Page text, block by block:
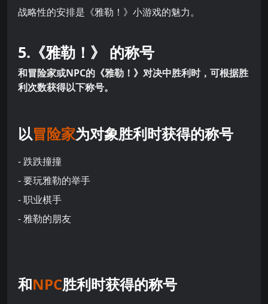
战略性的安排是《雅勒！》小游戏的魅力。
5.《雅勒！》 的称号
和冒险家或NPC的《雅勒！》对决中胜利时，可根据胜
利次数获得以下称号。
以冒险家为对象胜利时获得的称号
- 跌跌撞撞
- 要玩雅勒的举手
- 职业棋手
- 雅勒的朋友
和NPC胜利时获得的称号